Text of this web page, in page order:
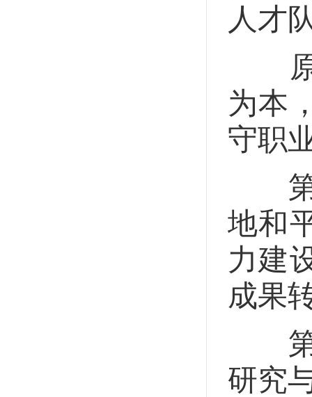
人才
原
为本
守职
第
地和
力建
成果
第
研究